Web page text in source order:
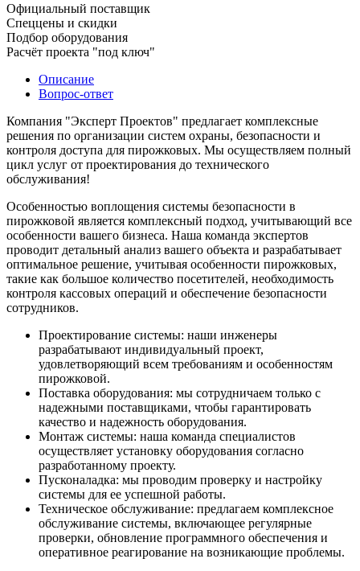
Официальный поставщик
Спеццены и скидки
Подбор оборудования
Расчёт проекта "под ключ"
Описание
Вопрос-ответ
Компания "Эксперт Проектов" предлагает комплексные
решения по организации систем охраны, безопасности и
контроля доступа для пирожковых. Мы осуществляем полный
цикл услуг от проектирования до технического
обслуживания!
Особенностью воплощения системы безопасности в
пирожковой является комплексный подход, учитывающий все
особенности вашего бизнеса. Наша команда экспертов
проводит детальный анализ вашего объекта и разрабатывает
оптимальное решение, учитывая особенности пирожковых,
такие как большое количество посетителей, необходимость
контроля кассовых операций и обеспечение безопасности
сотрудников.
Проектирование системы: наши инженеры
разрабатывают индивидуальный проект,
удовлетворяющий всем требованиям и особенностям
пирожковой.
Поставка оборудования: мы сотрудничаем только с
надежными поставщиками, чтобы гарантировать
качество и надежность оборудования.
Монтаж системы: наша команда специалистов
осуществляет установку оборудования согласно
разработанному проекту.
Пусконаладка: мы проводим проверку и настройку
системы для ее успешной работы.
Техническое обслуживание: предлагаем комплексное
обслуживание системы, включающее регулярные
проверки, обновление программного обеспечения и
оперативное реагирование на возникающие проблемы.